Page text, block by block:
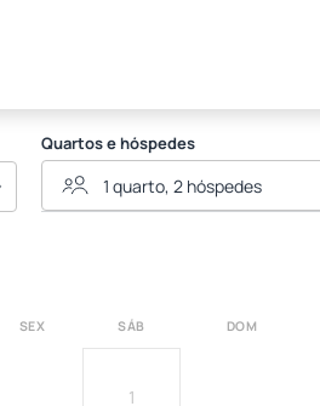
Quartos e hóspedes
SEX SÁB
1
DOM